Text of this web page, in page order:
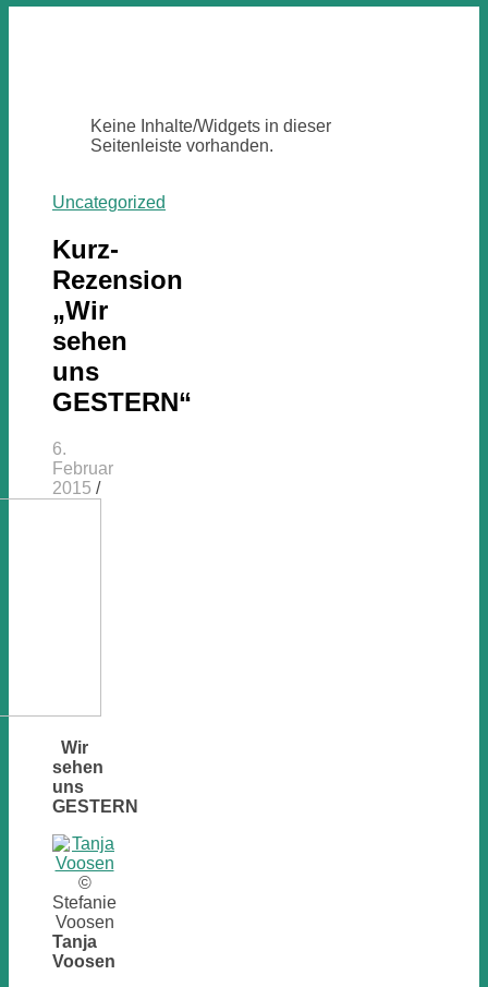
Keine Inhalte/Widgets in dieser
Seitenleiste vorhanden.
Uncategorized
Kurz-
Rezension
„Wir
sehen
uns
GESTERN“
6.
Februar
2015 /
Wir
sehen
uns
GESTERN
©
Stefanie
Voosen
Tanja
Voosen